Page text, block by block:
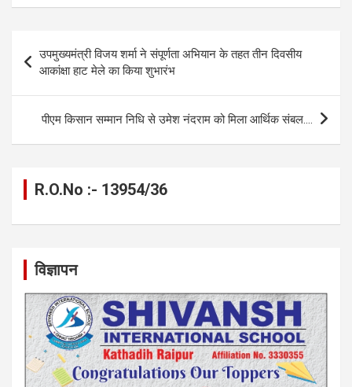
ce
o
o
k
se
n
g
er
at
A
p
p
e
gr
a
m
ail py
Li
n
k
ar
e
navigation
उपमुख्यमंत्री विजय शर्मा ने संपूर्णता अभियान के तहत तीन दिवसीय
आकांक्षा हाट मेले का किया शुभारंभ
पीएम किसान सम्मान निधि से उमेश नंदराम को मिला आर्थिक संबल….
R.O.No :- 13954/36
विज्ञापन